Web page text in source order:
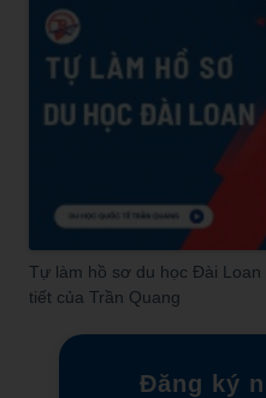
Tự làm hồ sơ du học Đài
tiết của Trần Quang
Đăng ký